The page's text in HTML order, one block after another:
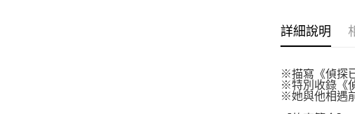
詳細說明
※描寫《偵探
※特別收錄《
※她與他相遇